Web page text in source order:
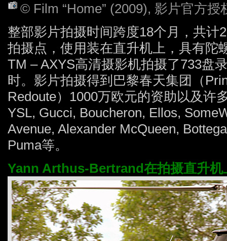
© Film “Home” (2009), 影片官方授
整部影片拍摄时间跨度18个月，共计
拍摄点，使用装在直升机上，具有陀
TM – AXYS高清摄影机拍摄了733盘
时。影片拍摄得到巴黎春天集团（
Redoute）1000万欧元的资助以及许
YSL, Gucci, Boucheron, Ellos,
Avenue, Alexander McQueen,
Puma等。
Yann Arthus-Bertrand在拍摄直升机